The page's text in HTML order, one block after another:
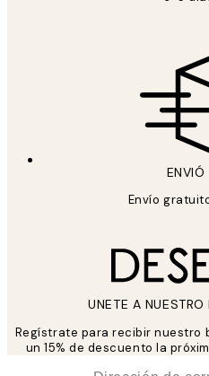
ENVIÓ
Envío
UNETE A
Regístrate para recibir nuestro
un 15% de descuento la